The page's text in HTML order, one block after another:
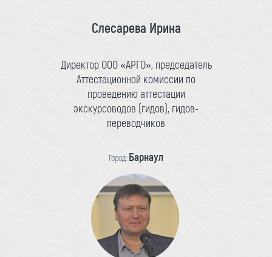
Слесарева Ирина
Директор ООО «АРГО», председатель
Аттестационной комиссии по
проведению аттестации
экскурсоводов (гидов), гидов-
переводчиков
Город: Барнаул